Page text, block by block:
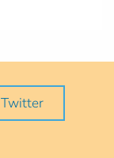
Twitter